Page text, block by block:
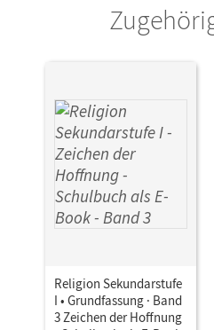
Religion Sekundarstufe
I • Grundfassung · Band
3 Zeichen der Hoffnung